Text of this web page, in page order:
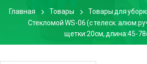
Главная Товары Товары для
Стекломой WS-06 (с телеск.
щетки:20см, длина:45-